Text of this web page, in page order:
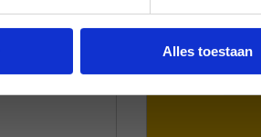
Alles toestaan
poza